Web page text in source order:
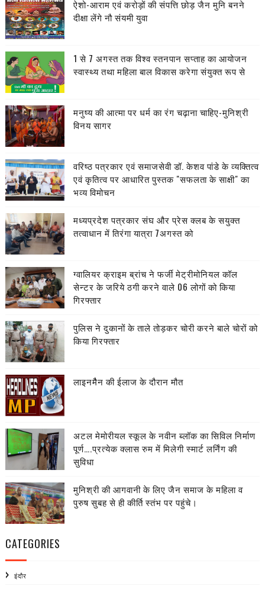
ऐशो-आराम एवं करोड़ों की संपत्ति छोड़ जैन मुनि बनने
दीक्षा लेंगे नौ संयमी युवा
1 से 7 अगस्त तक विश्व स्तनपान सप्ताह का आयोजन
स्वास्थ्य तथा महिला बाल विकास करेगा संयुक्त रूप से
मनुष्य की आत्मा पर धर्म का रंग चढ़ाना चाहिए-मुनिश्री
विनय सागर
वरिष्ठ पत्रकार एवं समाजसेवी डॉ. केशव पांडे के व्यक्तित्व
एवं कृतित्व पर आधारित पुस्तक "सफलता के साक्षी" का
भव्य विमोचन
मध्यप्रदेश पत्रकार संघ और प्रेस क्लब के सयुक्त
तत्वाधान में तिरंगा यात्रा 7अगस्त को
ग्वालियर क्राइम ब्रांच ने फर्जी मेट्रीमोनियल कॉल
सेन्टर के जरिये ठगी करने वाले 06 लोगों को किया
गिरफ्तार
पुलिस ने दुकानों के ताले तोड़कर चोरी करने बाले चोरों को
किया गिरफ्तार
लाइनमैैन की ईलाज के दौरान मौत
अटल मेमोरीयल स्कूल के नवीन ब्लॉक का सिविल निर्माण
पूर्ण….प्रत्येक क्लास रुम में मिलेगी स्मार्ट लर्निंग की
सुविधा
मुनिश्री की आगवानी के लिए जैन समाज के महिला व
पुरुष सुबह से ही कीर्ति स्तंभ पर पहुंचे।
CATEGORIES
इंदौर